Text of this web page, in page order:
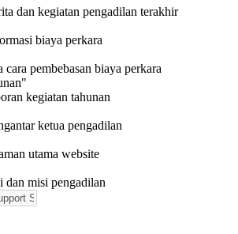
dan kegiatan pengadilan terakhir
biaya perkara
pembebasan biaya perkara
kegiatan tahunan
ketua pengadilan
utama website
dan misi pengadilan